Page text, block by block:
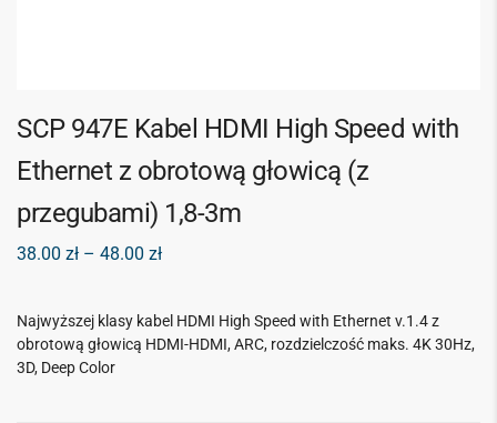
SCP 947E Kabel HDMI High Speed with
Ethernet z obrotową głowicą (z
przegubami) 1,8-3m
38.00 zł – 48.00 zł
Najwyższej klasy kabel HDMI High Speed with Ethernet v.1.4 z
obrotową głowicą HDMI-HDMI, ARC, rozdzielczość maks. 4K 30Hz,
3D, Deep Color